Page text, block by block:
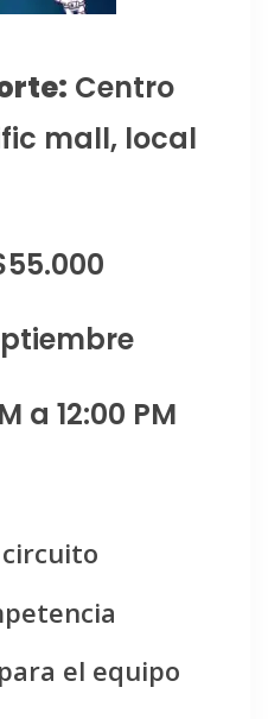
Centro
mall, local
a 12:00 PM
el equipo